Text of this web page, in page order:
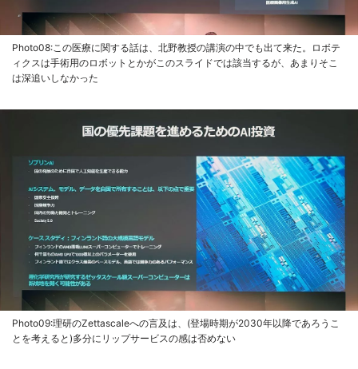
Photo08:この医療に関する話は、北野教授の講演の中でも出て来た。ロボテ
ィクスは手術用のロボットとかがこのスライドでは該当するが、あまりそこ
は深追いしなかった
Photo09:理研のZettascaleへの言及は、(登場時期が2030年以降であろうこ
とを考えると)多分にリップサービスの感は否めない